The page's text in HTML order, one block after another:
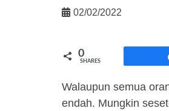
02/02/2022
0
SHARES
Walaupun semua
endah. Mungkin